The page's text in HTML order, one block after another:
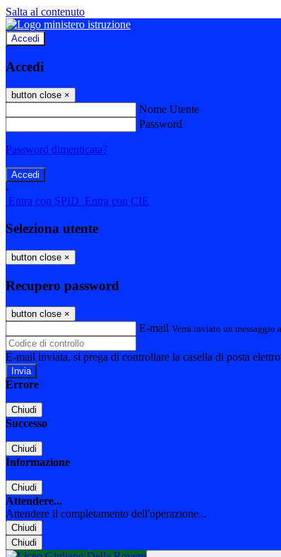
Salta al contenuto
Accedi
Accedi
button close ×
Nome Utente
Password
Password dimenticata?
-
Entra con SPID Entra con CIE
Seleziona utente
button close ×
Recupero password
button close ×
E-mail Verrà inviato un
E-mail inviata, si prega di controllare la casella di posta
Errore
Chiudi
Successo
Chiudi
Informazione
Chiudi
Attendere...
Attendere il completamento dell'operazione...
Chiudi
Chiudi